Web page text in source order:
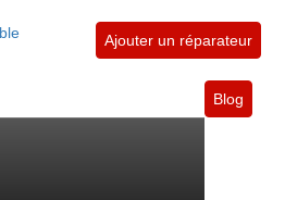
Ajouter un réparateur
Blog